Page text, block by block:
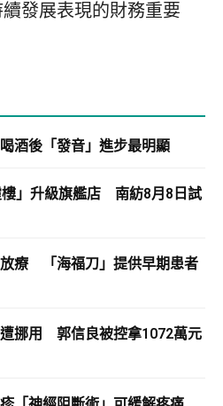
發展表現的財務重要
酒後「發音」進步最明顯
樓」升級旗艦店 南紡8月8日試
療 「海福刀」提供早期患者
挪用 郭信良被控拿1072萬元